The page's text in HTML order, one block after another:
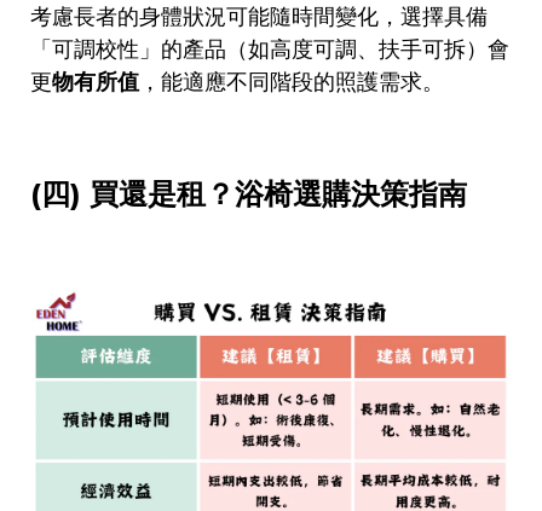
考慮長者的身體狀況可能隨時間變化，選擇具備
「可調校性」的產品（如高度可調、扶手可拆）會
更物有所值 ，能適應不同階段的照護需求。
(四) 買還是租？浴椅選購決策指南